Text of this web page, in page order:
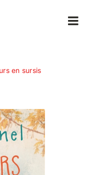
Toggle
en sursis